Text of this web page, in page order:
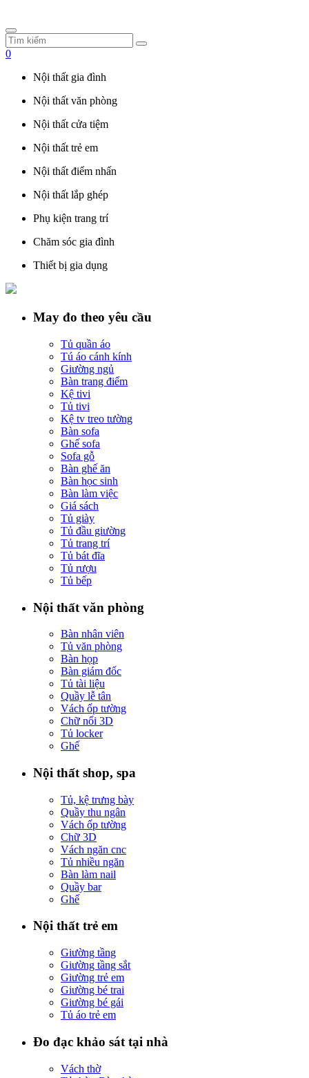
0
Nội thất gia đình
Nội thất văn phòng
Nội thất cửa tiệm
Nội thất trẻ em
Nội thất điểm nhấn
Nội thất lắp ghép
Phụ kiện trang trí
Chăm sóc gia đình
Thiết bị gia dụng
May đo theo yêu cầu
Tủ quần áo
Tú áo cánh kính
Giường ngủ
Bàn trang điểm
Kệ tivi
Tủ tivi
Kệ tv treo tường
Bàn sofa
Ghế sofa
Sofa gỗ
Bàn ghế ăn
Bàn học sinh
Bàn làm việc
Giá sách
Tủ giày
Tủ đầu giường
Tủ trang trí
Tủ bát đĩa
Tủ rượu
Tủ bếp
Nội thất văn phòng
Bàn nhân viên
Tủ văn phòng
Bàn họp
Bàn giám đốc
Tủ tài liệu
Quầy lễ tân
Vách ốp tường
Chữ nổi 3D
Tủ locker
Ghế
Nội thất shop, spa
Tủ, kệ trưng bày
Quầy thu ngân
Vách ốp tường
Chữ 3D
Vách ngăn cnc
Tủ nhiều ngăn
Bàn làm nail
Quầy bar
Ghế
Nội thất trẻ em
Giường tầng
Giường tầng sắt
Giường trẻ em
Giường bé trai
Giường bé gái
Tủ áo trẻ em
Đo đạc khảo sát tại nhà
Vách thờ